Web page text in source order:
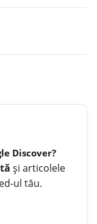
Discover?
și articolele
ul tău.